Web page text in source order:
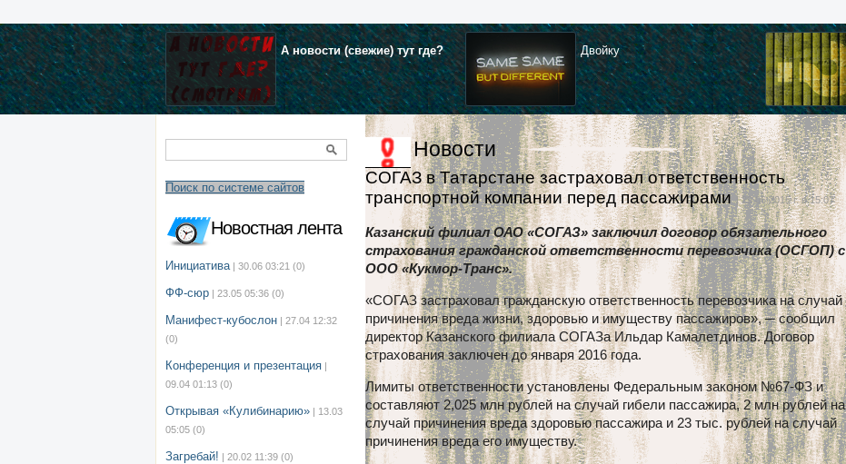
А новости (свежие) тут где? Двойку
Поиск по системе сайтов
Новостная лента
Инициатива | 30.06 03:21 (0)
ФФ-сюр | 23.05 05:36 (0)
Манифест-кубослон | 27.04 12:32
(0)
Конференция и презентация |
09.04 01:13 (0)
Открывая «Кулибинарию» | 13.03
05:05 (0)
Загребай! | 20.02 11:39 (0)
Новости
СОГАЗ в Татарстане застраховал ответственность
транспортной компании перед пассажирами| 29.06.2015 г. в 15:07
Казанский филиал ОАО «СОГАЗ» заключил договор обязательного
страхования гражданской ответственности перевозчика (ОСГОП) с
ООО «Кукмор-Транс».
«СОГАЗ застраховал гражданскую ответственность перевозчика на случай
причинения вреда жизни, здоровью и имуществу пассажиров», ─ сообщил
директор Казанского филиала СОГАЗа Ильдар Камалетдинов. Договор
страхования заключен до января 2016 года.
Лимиты ответственности установлены Федеральным законом №67-ФЗ и
составляют 2,025 млн рублей на случай гибели пассажира, 2 млн рублей на
случай причинения вреда здоровью пассажира и 23 тыс. рублей на случай
причинения вреда его имуществу.